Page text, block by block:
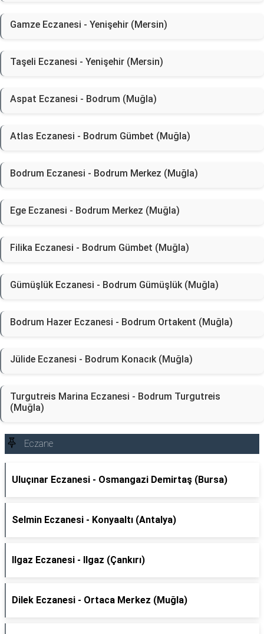
Gamze Eczanesi - Yenişehir (Mersin)
Taşeli Eczanesi - Yenişehir (Mersin)
Aspat Eczanesi - Bodrum (Muğla)
Atlas Eczanesi - Bodrum Gümbet (Muğla)
Bodrum Eczanesi - Bodrum Merkez (Muğla)
Ege Eczanesi - Bodrum Merkez (Muğla)
Filika Eczanesi - Bodrum Gümbet (Muğla)
Gümüşlük Eczanesi - Bodrum Gümüşlük (Muğla)
Bodrum Hazer Eczanesi - Bodrum Ortakent (Muğla)
Jülide Eczanesi - Bodrum Konacık (Muğla)
Turgutreis Marina Eczanesi - Bodrum Turgutreis
(Muğla)
Eczane
Uluçınar Eczanesi - Osmangazi Demirtaş (Bursa)
Selmin Eczanesi - Konyaaltı (Antalya)
Ilgaz Eczanesi - Ilgaz (Çankırı)
Dilek Eczanesi - Ortaca Merkez (Muğla)